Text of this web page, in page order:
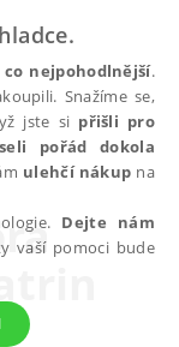
co nejpohodlnější.
Snažíme se,
jste si přišli pro
pořád dokola
ulehčí nákup na
Dejte nám
vaší pomoci bude